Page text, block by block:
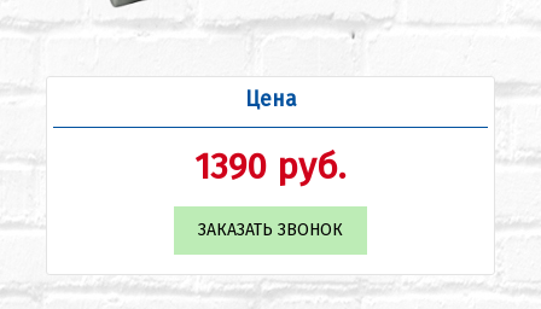
Цена
1390 руб.
ЗАКАЗАТЬ ЗВОНОК